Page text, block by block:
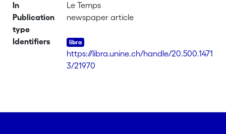
In
Le Temps
Publication
type
newspaper article
Identifiers
https://libra.unine.ch/handle/20.500.1471
3/21970